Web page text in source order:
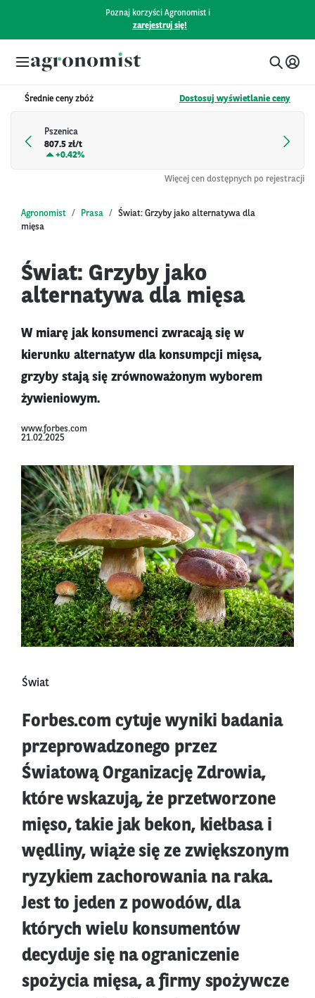
Poznaj korzyści Agronomist i
zarejestruj się!
Średnie ceny zbóż Dostosuj wyświetlanie ceny
Pszenica
807.5 zł/t
+0.42%
Więcej cen dostępnych po rejestracji
Agronomist Prasa
Świat: Grzyby jako alternatywa dla
mięsa
Świat: Grzyby jako
alternatywa dla mięsa
W miarę jak konsumenci zwracają się w
kierunku alternatyw dla konsumpcji mięsa,
grzyby stają się zrównoważonym wyborem
żywieniowym.
www.forbes.com
21.02.2025
Świat
Forbes.com cytuje wyniki badania
przeprowadzonego przez
Światową Organizację Zdrowia,
które wskazują, że przetworzone
mięso, takie jak bekon, kiełbasa i
wędliny, wiąże się ze zwiększonym
ryzykiem zachorowania na raka.
Jest to jeden z powodów, dla
których wielu konsumentów
decyduje się na ograniczenie
spożycia mięsa, a firmy spożywcze